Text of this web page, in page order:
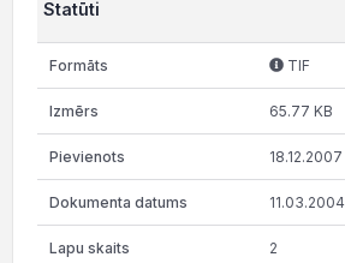
Statūti
TIF
65.77 KB
18.12.2007
11.03.2004
2